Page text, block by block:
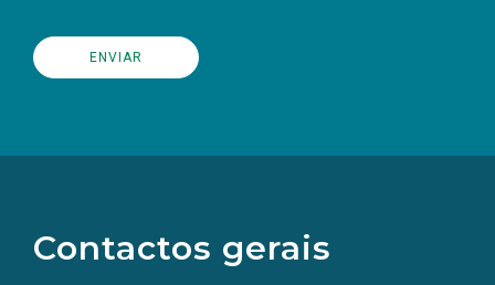
Contactos gerais
redes
sociais